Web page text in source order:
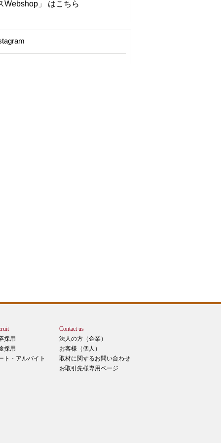
Webshop」 はこちら
採用
採用
ト・アルバイト
Contact us
法人の方（企業）
お客様（個人）
取材に関するお問い合わせ
お取引先様専用ページ